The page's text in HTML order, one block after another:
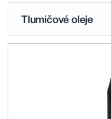
Tlumičové oleje